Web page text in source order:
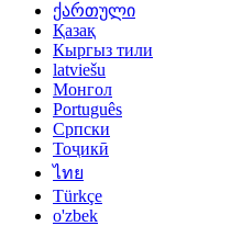
ქართული
Қазақ
Кыргыз тили
latviešu
Монгол
Português
Српски
Тоҷикӣ
ไทย
Türkçe
o'zbek